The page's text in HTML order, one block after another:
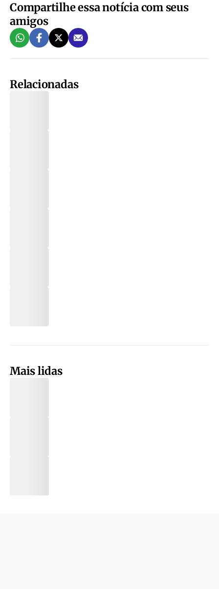
Compartilhe essa notícia com seus
amigos
Relacionadas
Mais lidas